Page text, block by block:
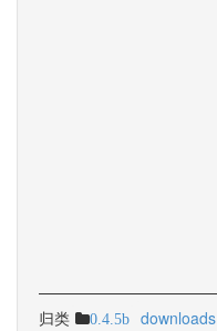
归类 0.4.5b downloads